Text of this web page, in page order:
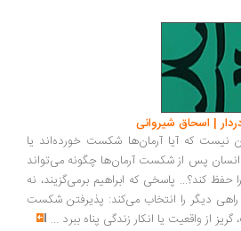
شیروانی
آیا آرمان‌ها شکست خورده‌اند یا
از شکست آرمان‌ها چگونه می‌تواند
پاسخی که ابراهیم برمی‌گزیند، نه
را انتخاب می‌کند: پذیرفتن شکست
یا انکار زندگی پناه ببرد...